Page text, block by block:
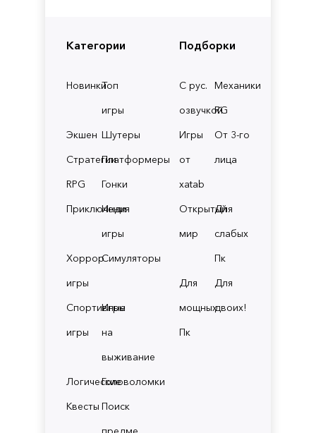
Категории
НовинкиТоп
игры
Экшен Шутеры
СтратегииПлатформеры
RPG
Гонки
Приключения
Инди
игры
Хоррор
игры
Симуляторы
Спортивные
игры
Игры
на
выживание
ЛогическиеГоловоломки
Квесты Поиск
Подборки
С рус.
озвучкой
Механики
RG
Игры
от
xatab
От 3-го
лица
Открытый
мир
Для
слабых
Пк
Для
мощных
Пк
Для
двоих!